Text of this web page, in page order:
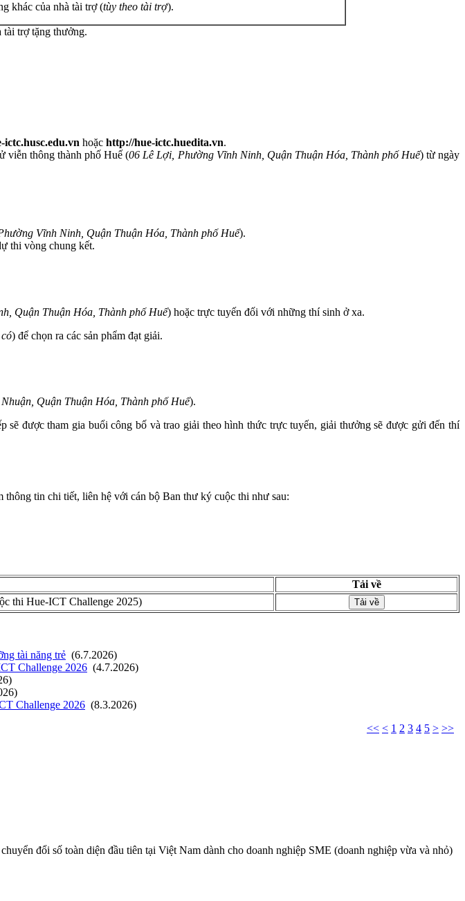
khác của nhà tài trợ (tùy theo tài trợ).
trợ tặng thưởng.
ictc.husc.edu.vn hoặc http://hue-ictc.huedita.vn.
viễn thông thành phố Huế (06 Lê Lợi, Phường Vĩnh Ninh, Quận Thuận Hóa, Thành phố Huế) từ ngày
Vĩnh Ninh, Quận Thuận Hóa, Thành phố Huế).
thi vòng chung kết.
Quận Thuận Hóa, Thành phố Huế) hoặc trực tuyến đối với những thí sinh ở xa.
) để chọn ra các sản phẩm đạt giải.
Quận Thuận Hóa, Thành phố Huế).
được tham gia buổi công bố và trao giải theo hình thức trực tuyến, giải thưởng sẽ được gửi đến thí
thông tin chi tiết, liên hệ với cán bộ Ban thư ký cuộc thi như sau:
Tải về
thi Hue-ICT Challenge 2025) Tải về
tài năng trẻ (6.7.2026)
Challenge 2026 (4.7.2026)
Challenge 2026 (8.3.2026)
<< < 1 2 3 4 5 > >>
đổi số toàn diện đầu tiên tại Việt Nam dành cho doanh nghiệp SME (doanh nghiệp vừa và nhỏ)